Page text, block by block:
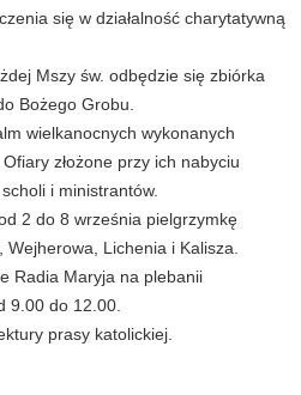
się w działalność charytatywną
Mszy św. odbędzie się zbiórka
Bożego Grobu.
wielkanocnych wykonanych
złożone przy ich nabyciu
i ministrantów.
2 do 8 września pielgrzymkę
Lichenia i Kalisza.
Radia Maryja na plebanii
9.00 do 12.00.
prasy katolickiej.